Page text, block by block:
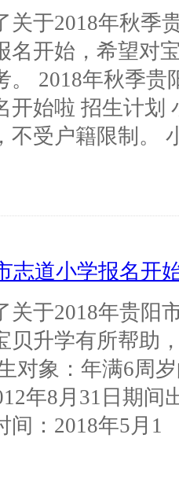
关于2018年秋季
名开始，希望对
。 2018年秋季贵
开始啦 招生计划
不受户籍限制。
志道小学报名开
关于2018年贵阳
贝升学有所帮助
对象：年满6周
年8月31日期间
间：2018年5月1